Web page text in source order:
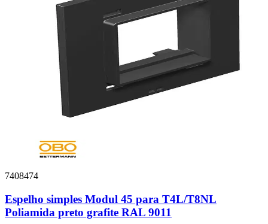
7408474
Espelho simples Modul 45 para T4L/T8NL
Poliamida preto grafite RAL 9011